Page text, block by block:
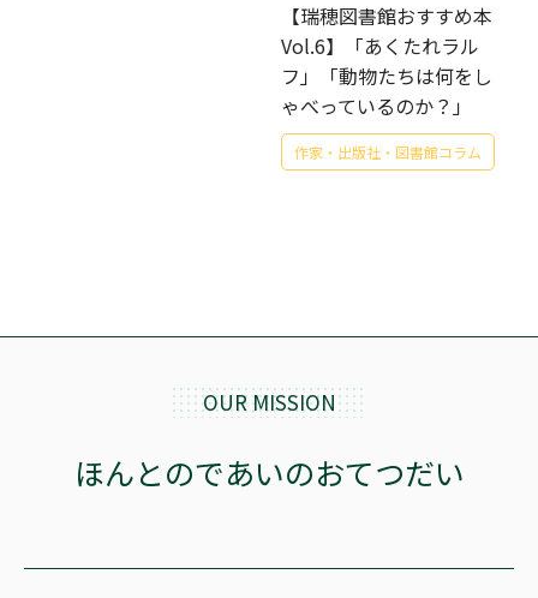
【瑞穂図書館おすすめ本
Vol.6】「あくたれラル
フ」「動物たちは何をし
ゃべっているのか？」
作家・出版社・図書館コラム
OUR MISSION
ほんとのであいのおてつだい